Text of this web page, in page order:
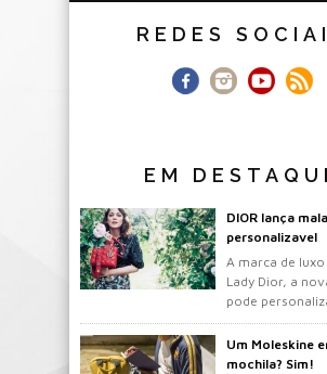
REDES
EM
DIOR lança mala
personalizavel
A marca de
Lady Dior, a
pode
gosto.
Um Moleskine
mochila? Sim!